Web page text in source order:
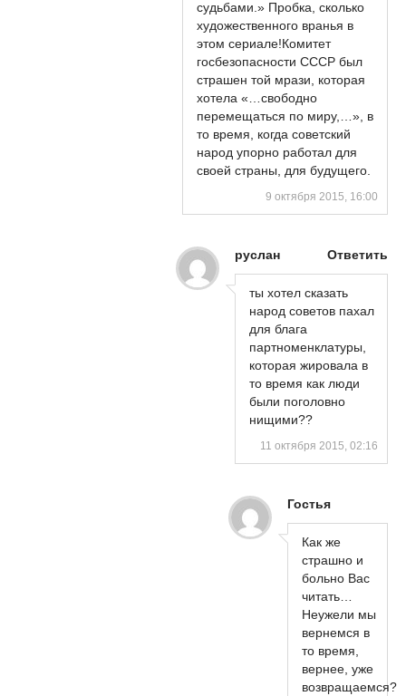
судьбами.» Пробка, сколько
художественного вранья в
этом сериале!Комитет
госбезопасности СССР был
страшен той мрази, которая
хотела «…свободно
перемещаться по миру,…», в
то время, когда советский
народ упорно работал для
своей страны, для будущего.
9 октября 2015, 16:00
руслан Ответить
ты хотел сказать
народ советов пахал
для блага
партноменклатуры,
которая жировала в
то время как люди
были поголовно
нищими??
11 октября 2015, 02:16
Гостья
Как же
страшно и
больно Вас
читать…
Неужели мы
вернемся в
то время,
вернее, уже
возвращаемся?